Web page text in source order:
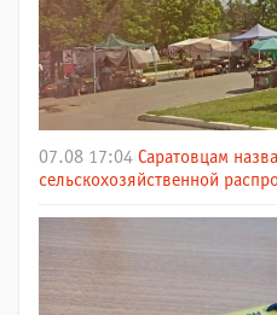
07.08 17:04 Саратовцам
сельскохозяйственной